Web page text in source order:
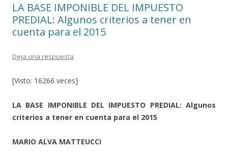
LA BASE IMPONIBLE DEL IMPUESTO
PREDIAL: Algunos criterios a tener en
cuenta para el 2015
Deja una respuesta
[Visto: 16266 veces]
LA BASE IMPONIBLE DEL IMPUESTO PREDIAL: Algunos
criterios a tener en cuenta para el 2015
MARIO ALVA MATTEUCCI